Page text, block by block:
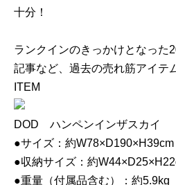
十分！
ランクインのきっかけとなった
記事など、過去の売れ筋アイテ
ITEM
DOD ハンペンインザスカイ
●サイズ：約W78×D190×H39cm
●収納サイズ：約
●重量（付属品含む）：約5.9kg